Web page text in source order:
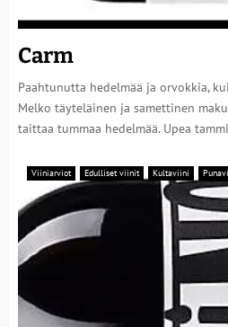
Carm
Paahtunutta hedelmää ja orvokkia,
Melko täyteläinen ja samettinen
taittaa tummaa hedelmää. Upea
Viiniarviot Edulliset viinit Kultaviini